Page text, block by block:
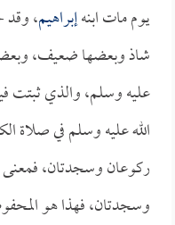
يوم مات ابنهإبراهيم، وقد
شاذ وبعضها ضعيف،
عليه وسلم، والذي ثبتت
الله عليه وسلم في صلاة
ركوعان وسجدتان، فمعنى
وسجدتان، فهذا هو